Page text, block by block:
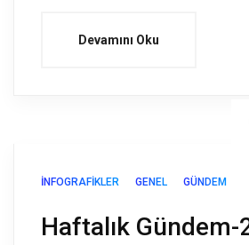
Devamını Oku
İNFOGRAFIKLER GENEL GÜNDEM
Haftalık Gündem-